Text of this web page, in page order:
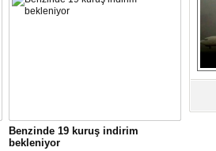
Benzinde 19 kuruş indirim
bekleniyor